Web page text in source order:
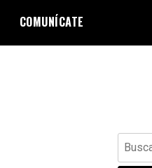
COMUNÍCATE
Buscar: